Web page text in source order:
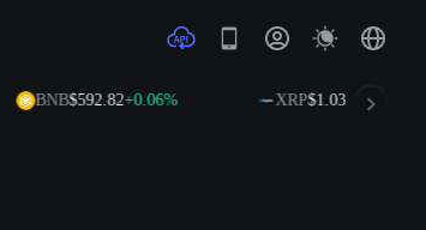
BNB$592.82+0.06% XRP$1.03-1.52%